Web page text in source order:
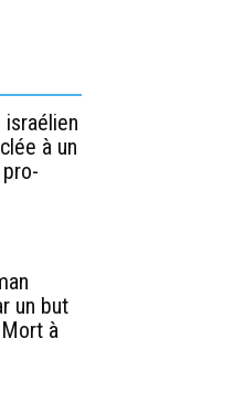
à un
un but
à